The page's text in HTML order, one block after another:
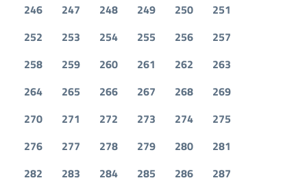
246
247 248 249 250
251
252
253 254 255 256
257
258
259 260 261 262
263
264
265 266 267 268
269
270
271 272 273 274
275
276
277 278 279 280
281
282
283 284 285 286
287